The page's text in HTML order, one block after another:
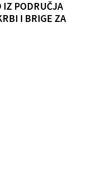
IZ PODRUČJA
I BRIGE ZA